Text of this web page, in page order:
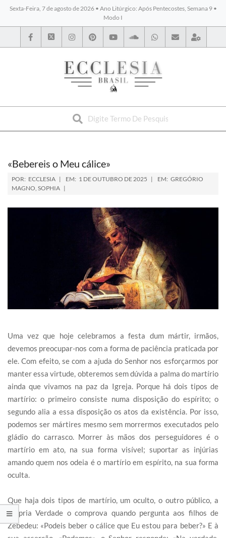
Sexta-Feira, 7 de agosto de 2026 • Ano Litúrgico: Após Pentecostes, Semana 9 •
Modo I
BYBLOS
«Bebereis o Meu cálice»
POR: ECCLESIA EM: 1 DE OUTUBRO DE 2025 EM: GREGÓRIO
MAGNO, SOPHIA
Uma vez que hoje celebramos a festa dum mártir, irmãos,
devemos preocupar-nos com a forma de paciência praticada por
ele. Com efeito, se com a ajuda do Senhor nos esforçarmos por
manter essa virtude, obteremos sem dúvida a palma do martírio
ainda que vivamos na paz da Igreja. Porque há dois tipos de
martírio: o primeiro consiste numa disposição do espírito; o
segundo alia a essa disposição os atos da existência. Por isso,
podemos ser mártires mesmo sem morrermos executados pelo
gládio do carrasco. Morrer às mãos dos perseguidores é o
martírio em ato, na sua forma visível; suportar as injúrias
amando quem nos odeia é o martírio em espírito, na sua forma
oculta.
Que haja dois tipos de martírio, um oculto, o outro público, a
própria Verdade o comprova quando pergunta aos filhos de
Zebedeu: «Podeis beber o cálice que Eu estou para beber?» E à